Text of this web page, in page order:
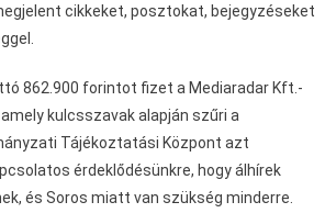
cikkeket, posztokat, bejegyzéseket
862.900 forintot fizet a Mediaradar Kft.-
kulcsszavak alapján szűri a
Tájékoztatási Központ azt
érdeklődésünkre, hogy álhírek
és Soros miatt van szükség minderre.